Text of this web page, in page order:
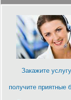
Закажите
получите приятные